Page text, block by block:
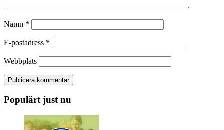
Namn *
E-postadress *
Webbplats
Populärt just nu